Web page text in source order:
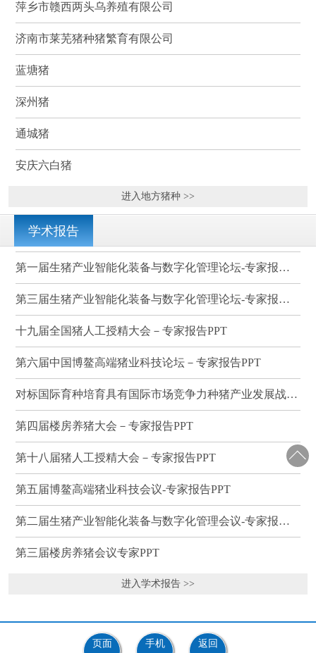
萍乡市赣西两头乌养殖有限公司
济南市莱芜猪种猪繁育有限公司
蓝塘猪
深州猪
通城猪
安庆六白猪
进入地方猪种 >>
学术报告
第一届生猪产业智能化装备与数字化管理论坛-专家报告PPT
第三届生猪产业智能化装备与数字化管理论坛-专家报告PPT
十九届全国猪人工授精大会－专家报告PPT
第六届中国博鳌高端猪业科技论坛－专家报告PPT
对标国际育种培育具有国际市场竞争力种猪产业发展战略研讨会－专家报告PPT
第四届楼房养猪大会－专家报告PPT
第十八届猪人工授精大会－专家报告PPT
第五届博鳌高端猪业科技会议-专家报告PPT
第二届生猪产业智能化装备与数字化管理会议-专家报告PPT
第三届楼房养猪会议专家PPT
进入学术报告 >>
页面 手机 返回